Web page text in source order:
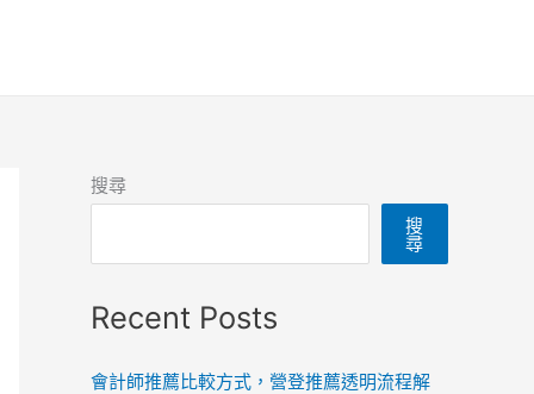
搜尋
搜
尋
Recent Posts
會計師推薦比較方式，營登推薦透明流程解